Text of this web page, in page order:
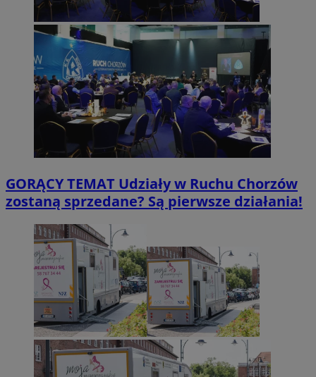
GORĄCY TEMAT Udziały w Ruchu Chorzów
zostaną sprzedane? Są pierwsze działania!